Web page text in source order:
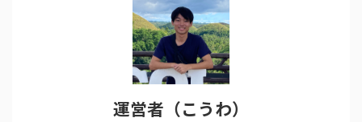
運営者（こうわ）